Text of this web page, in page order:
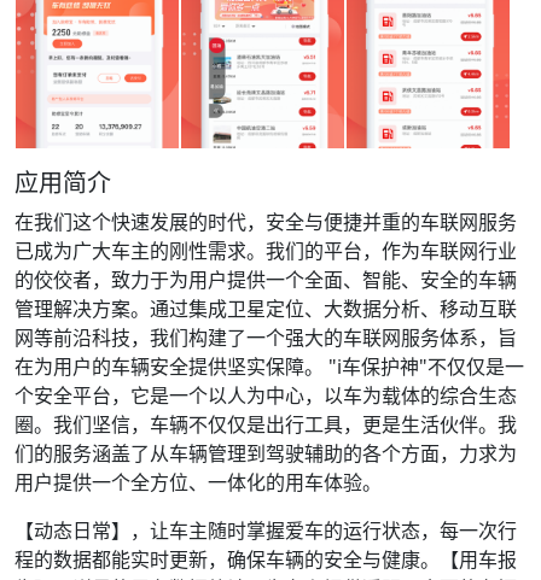
应用简介
在我们这个快速发展的时代，安全与便捷并重的车联网服务
已成为广大车主的刚性需求。我们的平台，作为车联网行业
的佼佼者，致力于为用户提供一个全面、智能、安全的车辆
管理解决方案。通过集成卫星定位、大数据分析、移动互联
网等前沿科技，我们构建了一个强大的车联网服务体系，旨
在为用户的车辆安全提供坚实保障。 "i车保护神"不仅仅是一
个安全平台，它是一个以人为中心，以车为载体的综合生态
圈。我们坚信，车辆不仅仅是出行工具，更是生活伙伴。我
们的服务涵盖了从车辆管理到驾驶辅助的各个方面，力求为
用户提供一个全方位、一体化的用车体验。
【动态日常】，让车主随时掌握爱车的运行状态，每一次行
程的数据都能实时更新，确保车辆的安全与健康。【用车报